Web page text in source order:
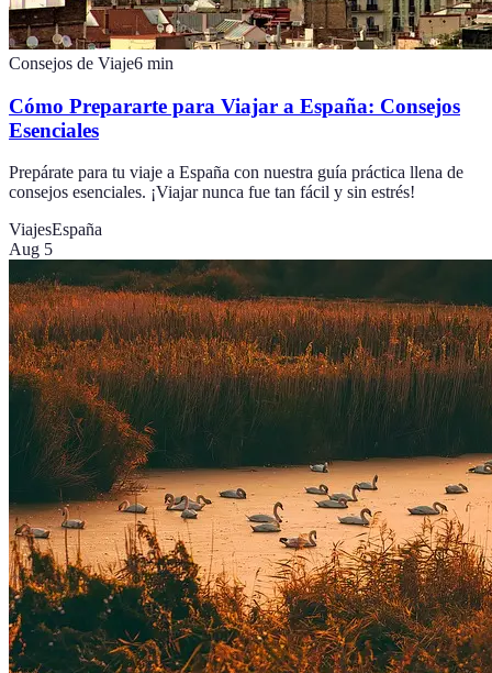
Consejos de Viaje6 min
Cómo Prepararte para Viajar a España: Consejos
Esenciales
Prepárate para tu viaje a España con nuestra guía práctica llena de
consejos esenciales. ¡Viajar nunca fue tan fácil y sin estrés!
ViajesEspaña
Aug 5